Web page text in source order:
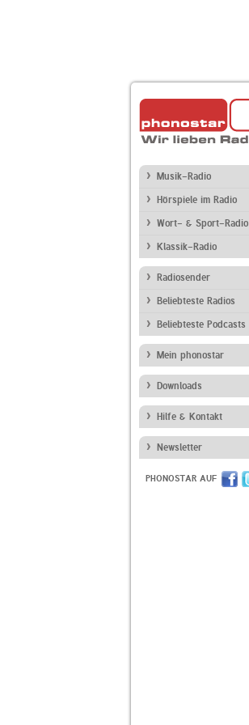
Musik-Radio
Hörspiele im Radio
Wort- & Sport-Radio
Klassik-Radio
Radiosender
Beliebteste Radios
Beliebteste Podcasts
Mein phonostar
Downloads
Hilfe & Kontakt
Newsletter
PHONOSTAR AUF